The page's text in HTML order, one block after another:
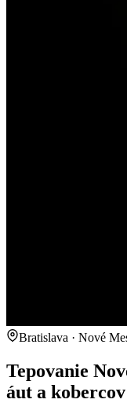
Bratislava · Nové
Tepovanie
áut a kobercov